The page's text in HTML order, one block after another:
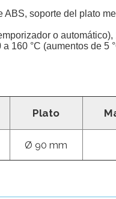
ABS, soporte del plato
o automático),
160 °C (aumentos de 5
Plato
Ø 90 mm